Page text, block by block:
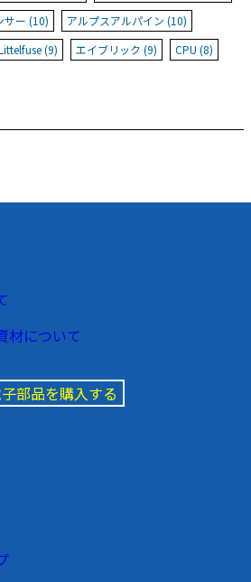
サー (10)
アルプスアルパイン (10)
(9) エイブリック (9)
CPU (8)
材について
部品を購入する